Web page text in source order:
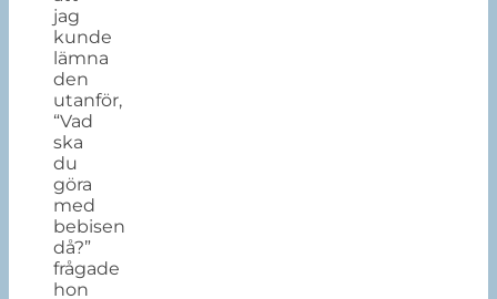
jag
kunde
lämna
den
utanför,
“Vad
ska
du
göra
med
bebisen
då?”
frågade
hon